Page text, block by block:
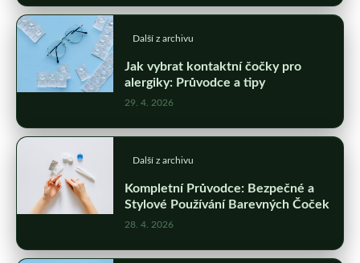
Další z archivu
Jak vybrat kontaktní čočky pro
alergiky: Průvodce a tipy
29. 4. 2026
Další z archivu
Kompletní Průvodce: Bezpečné a
Stylové Používání Barevných Čoček
28. 4. 2026